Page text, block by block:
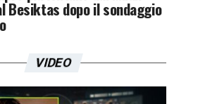
Besiktas dopo il sondaggio
VIDEO